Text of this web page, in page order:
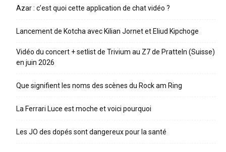
Azar : c’est quoi cette application de chat vidéo ?
Lancement de Kotcha avec Kilian Jornet et Eliud Kipchoge
Vidéo du concert + setlist de Trivium au Z7 de Pratteln (Suisse)
en juin 2026
Que signifient les noms des scènes du Rock am Ring
La Ferrari Luce est moche et voici pourquoi
Les JO des dopés sont dangereux pour la santé